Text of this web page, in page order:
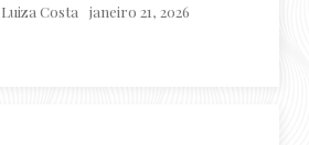
Luiza Costa janeiro 21, 2026